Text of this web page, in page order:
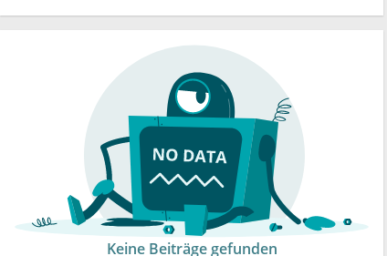
Keine Beiträge gefunden